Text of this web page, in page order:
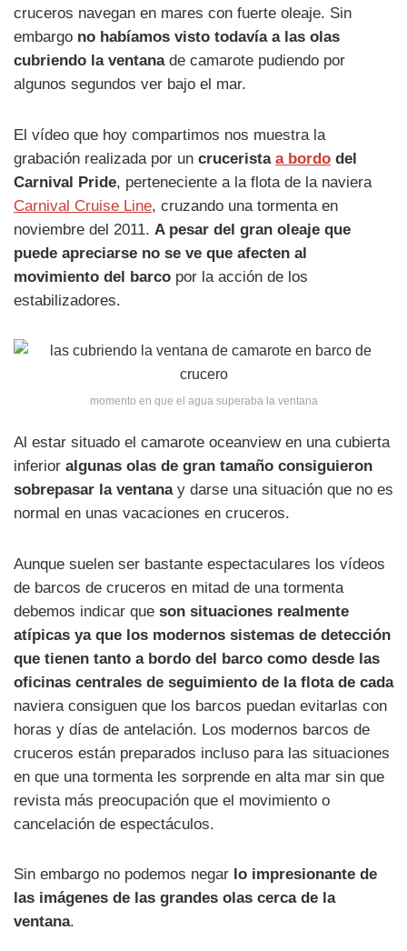
cruceros navegan en mares con fuerte oleaje. Sin
embargo no habíamos visto todavía a las olas
cubriendo la ventanade camarote pudiendo por
algunos segundos ver bajo el mar.
El vídeo que hoy compartimos nos muestra la
grabación realizada por un crucerista a bordo del
Carnival Pride, perteneciente a la flota de la naviera
Carnival Cruise Line, cruzando una tormenta en
noviembre del 2011. A pesar del gran oleaje que
puede apreciarse no se ve que afecten al
movimiento del barco por la acción de los
estabilizadores.
momento en que el agua superaba la ventana
Al estar situado el camarote oceanview en una cubierta
inferior algunas olas de gran tamaño consiguieron
sobrepasar la ventanay darse una situación que no es
normal en unas vacaciones en cruceros.
Aunque suelen ser bastante espectaculares los vídeos
de barcos de cruceros en mitad de una tormenta
debemos indicar que son situaciones realmente
atípicas ya que los modernos sistemas de detección
que tienen tanto a bordo del barco como desde las
oficinas centrales de seguimiento de la flota de cada
naviera consiguen que los barcos puedan evitarlas con
horas y días de antelación. Los modernos barcos de
cruceros están preparados incluso para las situaciones
en que una tormenta les sorprende en alta mar sin que
revista más preocupación que el movimiento o
cancelación de espectáculos.
Sin embargo no podemos negar lo impresionante de
las imágenes de las grandes olas cerca de la
ventana.